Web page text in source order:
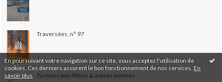
En poursuivant votre navigation sur ce site, vous acceptez l'utilisation de
cookies. Ces derniers assurent le bon fonctionnement de nos services. En
savoir plus
Traversées, n° 97
Tu mens puis filtres & autres poèmes